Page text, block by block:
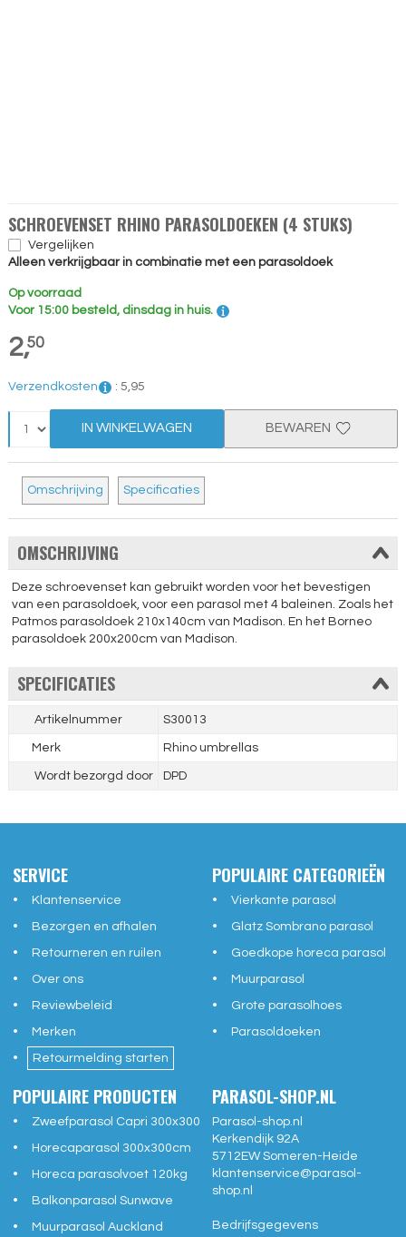
SCHROEVENSET RHINO PARASOLDOEKEN (4 STUKS)
Vergelijken
Alleen verkrijgbaar in combinatie met een parasoldoek
Op voorraad
Voor 15:00 besteld, dinsdag in huis.
2,50
Verzendkosten : 5,95
IN WINKELWAGEN BEWAREN
Omschrijving Specificaties
OMSCHRIJVING
Deze schroevenset kan gebruikt worden voor het bevestigen
van een parasoldoek, voor een parasol met 4 baleinen. Zoals het
Patmos parasoldoek 210x140cm van Madison. En het Borneo
parasoldoek 200x200cm van Madison.
SPECIFICATIES
Artikelnummer S30013
Merk Rhino umbrellas
Wordt bezorgd door DPD
SERVICE
Klantenservice
Bezorgen en afhalen
Retourneren en ruilen
Over ons
Reviewbeleid
Merken
Retourmelding starten
POPULAIRE CATEGORIEËN
Vierkante parasol
Glatz Sombrano parasol
Goedkope horeca parasol
Muurparasol
Grote parasolhoes
Parasoldoeken
POPULAIRE PRODUCTEN
Zweefparasol Capri 300x300
Horecaparasol 300x300cm
Horeca parasolvoet 120kg
Balkonparasol Sunwave
Muurparasol Auckland
PARASOL-SHOP.NL
Parasol-shop.nl
Kerkendijk 92A
5712EW Someren-Heide
klantenservice@parasol-
shop.nl
Bedrijfsgegevens